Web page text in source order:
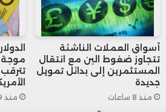
بشأن توقف تشديد
من ضغوطات التضخم.
وعلى صعيد تداولات سوق
سجل مؤشر الدولار
أسواق العملات الناشئة
تتجاوز ضغوط الين مع انتقال
المستثمرين إلى بدائل تمويل
جديدة
منذ 8 ساعات
موجة
منذ 9 ساعات